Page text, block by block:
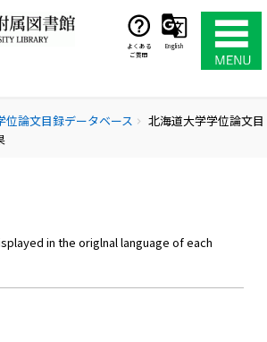
よくある
ご質問
English
位論文目録データベース chevron_right
北海道大学学位論文目
in the origlnal language of each